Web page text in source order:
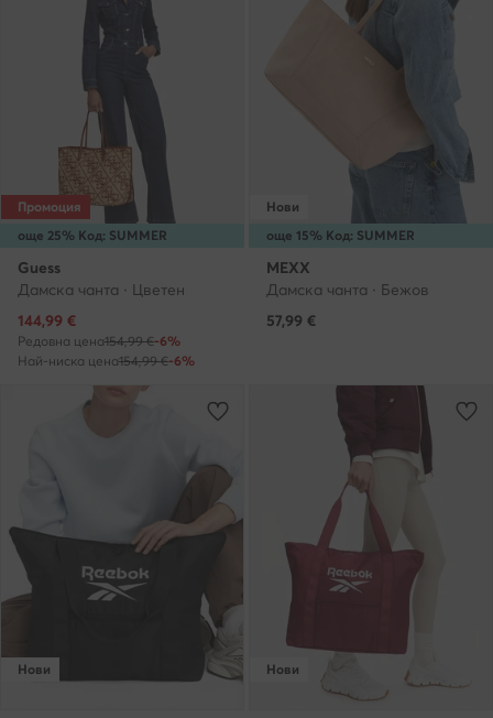
още 25% Код: SUMMER
Промоция
Guess
Дамска чанта · Цветен
Актуална цена
144,99 €
Редовна цена154,99 €-6%
Най-ниска цена154,99 €-6%
още 15% Код: SUMMER
Нови
MEXX
Дамска чанта · Бежов
57,99 €
Нови Нови